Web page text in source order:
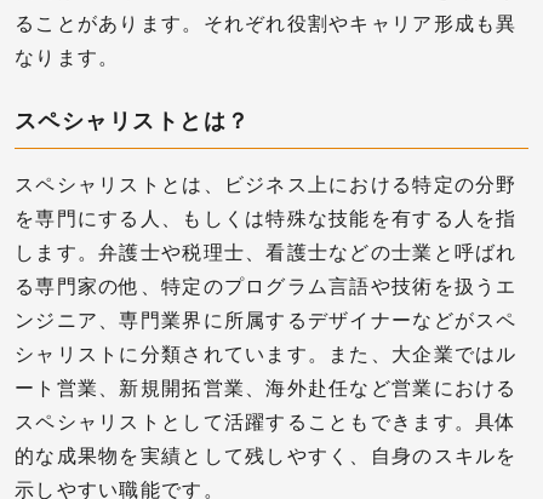
ることがあります。それぞれ役割やキャリア形成も異
なります。
スペシャリストとは？
スペシャリストとは、ビジネス上における特定の分野
を専門にする人、もしくは特殊な技能を有する人を指
します。弁護士や税理士、看護士などの士業と呼ばれ
る専門家の他、特定のプログラム言語や技術を扱うエ
ンジニア、専門業界に所属するデザイナーなどがスペ
シャリストに分類されています。また、大企業ではル
ート営業、新規開拓営業、海外赴任など営業における
スペシャリストとして活躍することもできます。具体
的な成果物を実績として残しやすく、自身のスキルを
示しやすい職能です。